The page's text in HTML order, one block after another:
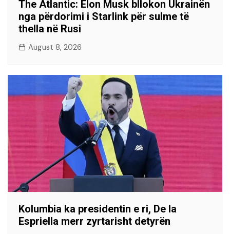
The Atlantic: Elon Musk bllokon Ukrainën
nga përdorimi i Starlink për sulme të
thella në Rusi
August 8, 2026
Kolumbia ka presidentin e ri, De la
Espriella merr zyrtarisht detyrën